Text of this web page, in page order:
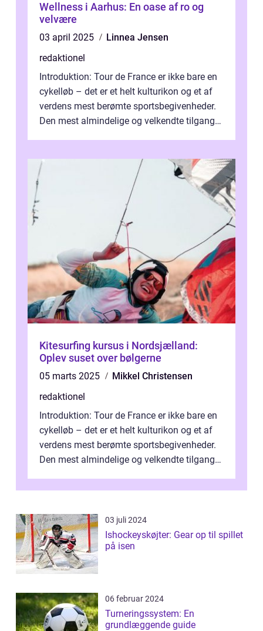
Wellness i Aarhus: En oase af ro og
velvære
03 april 2025
Linnea Jensen
redaktionel
Introduktion: Tour de France er ikke bare en
cykelløb – det er et helt kulturikon og et af
verdens mest berømte sportsbegivenheder.
Den mest almindelige og velkendte tilgang
Kitesurfing kursus i Nordsjælland:
Oplev suset over bølgerne
05 marts 2025
Mikkel Christensen
redaktionel
Introduktion: Tour de France er ikke bare en
cykelløb – det er et helt kulturikon og et af
verdens mest berømte sportsbegivenheder.
Den mest almindelige og velkendte tilgang
03 juli 2024
Ishockeyskøjter: Gear op til spillet
på isen
06 februar 2024
Turneringssystem: En
grundlæggende guide